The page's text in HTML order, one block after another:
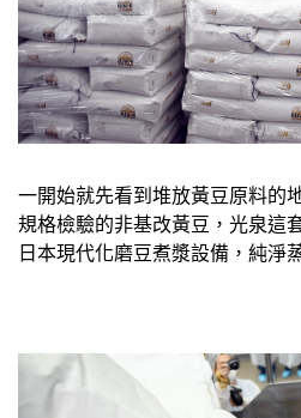
一開始就先看到堆放黃豆原料的
規格檢驗的非基改黃豆，光泉這
日本現代化磨豆煮漿設備，純淨